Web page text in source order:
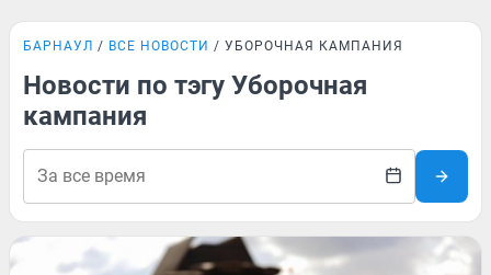
БАРНАУЛ ВСЕ НОВОСТИ УБОРОЧНАЯ КАМПАНИЯ
Новости по тэгу Уборочная
кампания